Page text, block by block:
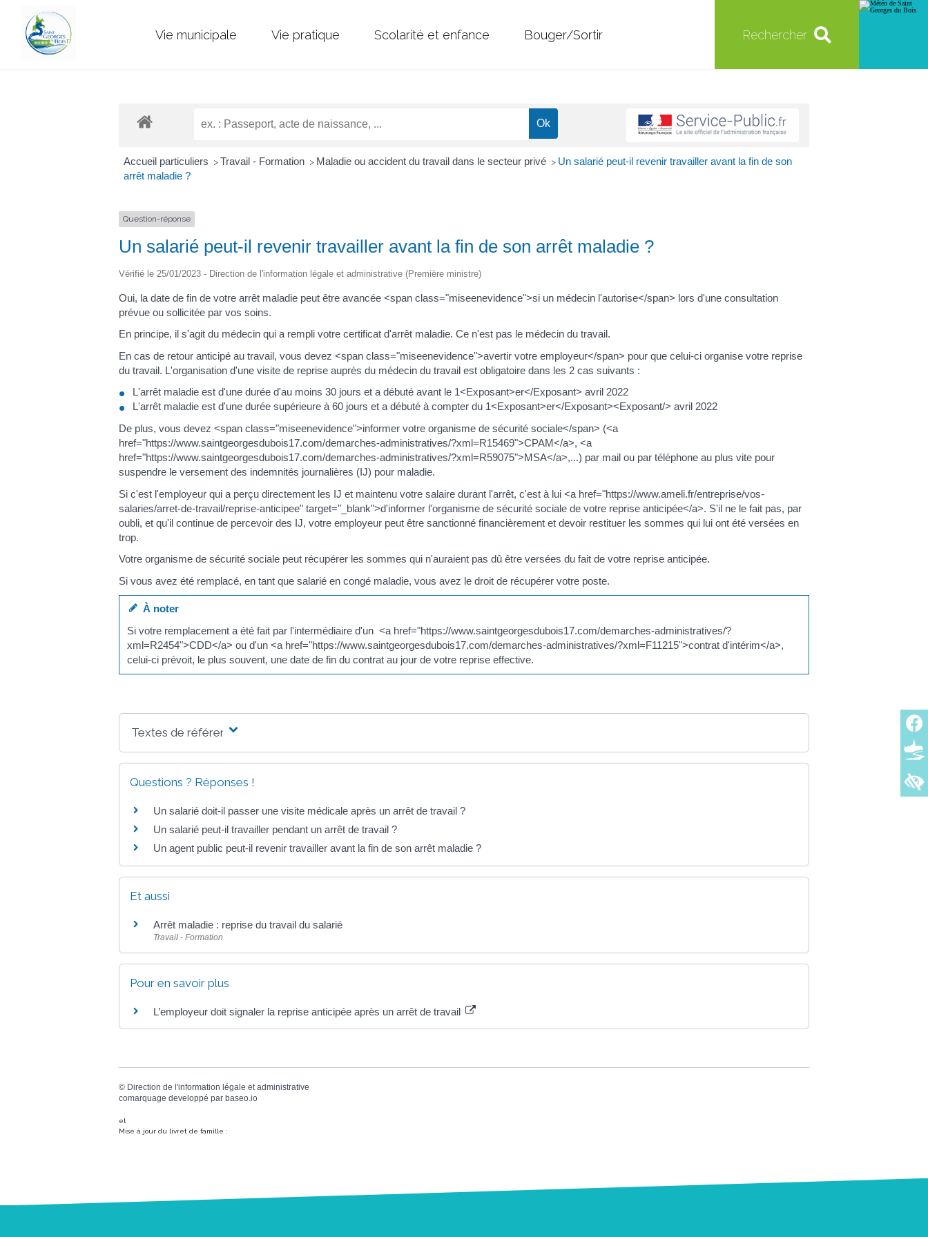
Vie municipale Vie pratique Scolarité et enfance Bouger/Sortir Rechercher
Accueil particuliers > Travail - Formation > Maladie ou accident du travail dans le secteur privé > Un salarié peut-il revenir travailler avant la fin de son
arrêt maladie ?
Question-réponse
Un salarié peut-il revenir travailler avant la fin de son arrêt maladie ?
Vérifié le 25/01/2023 - Direction de l'information légale et administrative (Première ministre)
Oui, la date de fin de votre arrêt maladie peut être avancée <span class="miseenevidence">si un médecin l'autorise</span> lors d'une consultation
prévue ou sollicitée par vos soins.
En principe, il s'agit du médecin qui a rempli votre certificat d'arrêt maladie. Ce n'est pas le médecin du travail.
En cas de retour anticipé au travail, vous devez <span class="miseenevidence">avertir votre employeur</span> pour que celui-ci organise votre reprise
du travail. L'organisation d'une visite de reprise auprès du médecin du travail est obligatoire dans les 2 cas suivants :
L'arrêt maladie est d'une durée d'au moins 30 jours et a débuté avant le 1<Exposant>er</Exposant> avril 2022
L'arrêt maladie est d'une durée supérieure à 60 jours et a débuté à compter du 1<Exposant>er</Exposant><Exposant/> avril 2022
De plus, vous devez <span class="miseenevidence">informer votre organisme de sécurité sociale</span> (<a
href="https://www.saintgeorgesdubois17.com/demarches-administratives/?xml=R15469">CPAM</a>, <a
href="https://www.saintgeorgesdubois17.com/demarches-administratives/?xml=R59075">MSA</a>,...) par mail ou par téléphone au plus vite pour
suspendre le versement des indemnités journalières (IJ) pour maladie.
Si c'est l'employeur qui a perçu directement les IJ et maintenu votre salaire durant l'arrêt, c'est à lui <a href="https://www.ameli.fr/entreprise/vos-
salaries/arret-de-travail/reprise-anticipee" target="_blank">d'informer l'organisme de sécurité sociale de votre reprise anticipée</a>. S'il ne le fait pas, par
oubli, et qu'il continue de percevoir des IJ, votre employeur peut être sanctionné financièrement et devoir restituer les sommes qui lui ont été versées en
trop.
Votre organisme de sécurité sociale peut récupérer les sommes qui n'auraient pas dû être versées du fait de votre reprise anticipée.
Si vous avez été remplacé, en tant que salarié en congé maladie, vous avez le droit de récupérer votre poste.
À noter
Si votre remplacement a été fait par l'intermédiaire d'un <a href="https://www.saintgeorgesdubois17.com/demarches-administratives/?
xml=R2454">CDD</a> ou d'un <a href="https://www.saintgeorgesdubois17.com/demarches-administratives/?xml=F11215">contrat d'intérim</a>,
celui-ci prévoit, le plus souvent, une date de fin du contrat au jour de votre reprise effective.
Textes de référence
Questions ? Réponses !
Un salarié doit-il passer une visite médicale après un arrêt de travail ?
Un salarié peut-il travailler pendant un arrêt de travail ?
Un agent public peut-il revenir travailler avant la fin de son arrêt maladie ?
Et aussi
Arrêt maladie : reprise du travail du salarié
Travail - Formation
Pour en savoir plus
L’employeur doit signaler la reprise anticipée après un arrêt de travail
© Direction de l'information légale et administrative
comarquage developpé par baseo.io
et
Mise à jour du livret de famille :